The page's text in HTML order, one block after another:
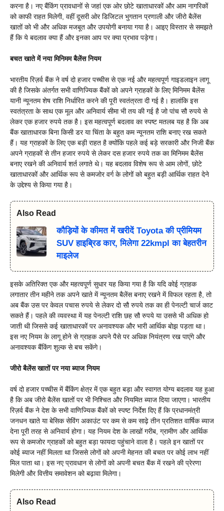
करना है। नए बैंकिंग प्रावधानों से जहां एक ओर छोटे खाताधारकों और आम नागरिकों
को काफी राहत मिलेगी, वहीं दूसरी ओर डिजिटल भुगतान प्रणाली और जीरो बैलेंस
खातों को भी और अधिक मजबूत और उपयोगी बनाया गया है। आइए विस्तार से समझते
हैं कि ये बदलाव क्या हैं और इनका आप पर क्या प्रभाव पड़ेगा।
बचत खाते में नया मिनिमम बैलेंस नियम
भारतीय रिज़र्व बैंक ने वर्ष दो हजार पच्चीस से एक नई और महत्वपूर्ण गाइडलाइन लागू
की है जिसके अंतर्गत सभी वाणिज्यिक बैंकों को अपने ग्राहकों के लिए मिनिमम बैलेंस
यानी न्यूनतम शेष राशि निर्धारित करने की पूरी स्वतंत्रता दी गई है। हालांकि इस
स्वतंत्रता के साथ एक मूल और अनिवार्य सीमा भी तय की गई है जो पांच सौ रुपये से
लेकर एक हजार रुपये तक है। इस महत्वपूर्ण बदलाव का स्पष्ट मतलब यह है कि अब
बैंक खाताधारक बिना किसी डर या चिंता के बहुत कम न्यूनतम राशि बनाए रख सकते
हैं। यह ग्राहकों के लिए एक बड़ी राहत है क्योंकि पहले कई बड़े सरकारी और निजी बैंक
अपने ग्राहकों से तीन हजार रुपये से लेकर दस हजार रुपये तक का मिनिमम बैलेंस
बनाए रखने की अनिवार्य शर्त लगाते थे। यह बदलाव विशेष रूप से आम लोगों, छोटे
खाताधारकों और आर्थिक रूप से कमजोर वर्ग के लोगों को बहुत बड़ी आर्थिक राहत देने
के उद्देश्य से किया गया है।
Also Read
कौड़ियों के कीमत में खरीदें Toyota की प्रीमियम
SUV हाइब्रिड कार, मिलेगा 22kmpl का बेहतरीन
माइलेज
इसके अतिरिक्त एक और महत्वपूर्ण सुधार यह किया गया है कि यदि कोई ग्राहक
लगातार तीन महीने तक अपने खाते में न्यूनतम बैलेंस बनाए रखने में विफल रहता है, तो
अब बैंक उस पर केवल पचास रुपये से लेकर दो सौ रुपये तक का ही पेनल्टी चार्ज काट
सकते हैं। पहले की व्यवस्था में यह पेनल्टी राशि छह सौ रुपये या उससे भी अधिक हो
जाती थी जिससे कई खाताधारकों पर अनावश्यक और भारी आर्थिक बोझ पड़ता था।
इस नए नियम के लागू होने से ग्राहक अपने पैसे पर अधिक नियंत्रण रख पाएंगे और
अनावश्यक बैंकिंग शुल्क से बच सकेंगे।
जीरो बैलेंस खातों पर नया ब्याज नियम
वर्ष दो हजार पच्चीस में बैंकिंग क्षेत्र में एक बहुत बड़ा और स्वागत योग्य बदलाव यह हुआ
है कि अब जीरो बैलेंस खातों पर भी निश्चित और नियमित ब्याज दिया जाएगा। भारतीय
रिज़र्व बैंक ने देश के सभी वाणिज्यिक बैंकों को स्पष्ट निर्देश दिए हैं कि प्रधानमंत्री
जनधन खाते या बेसिक सेविंग अकाउंट पर कम से कम साढ़े तीन प्रतिशत वार्षिक ब्याज
देना पूरी तरह से अनिवार्य होगा। यह नियम देश के लाखों गरीब, ग्रामीण और आर्थिक
रूप से कमजोर ग्राहकों को बहुत बड़ा फायदा पहुंचाने वाला है। पहले इन खातों पर
कोई ब्याज नहीं मिलता था जिससे लोगों को अपनी मेहनत की बचत पर कोई लाभ नहीं
मिल पाता था। इस नए प्रावधान से लोगों को अपनी बचत बैंक में रखने की प्रेरणा
मिलेगी और वित्तीय समावेशन को बढ़ावा मिलेगा।
Also Read